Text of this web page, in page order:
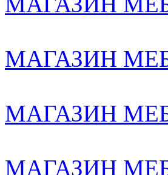
МАГАЗИН
МАГАЗИН
МАГАЗИН